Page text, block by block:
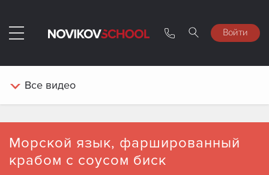
Войти
Все видео
Морской язык, фаршированный
крабом с соусом биск